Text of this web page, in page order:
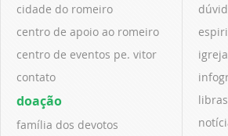
cidade do romeiro
centro de apoio ao romeiro
centro de eventos pe. vitor
contato
doação
família dos devotos
igreja
libras